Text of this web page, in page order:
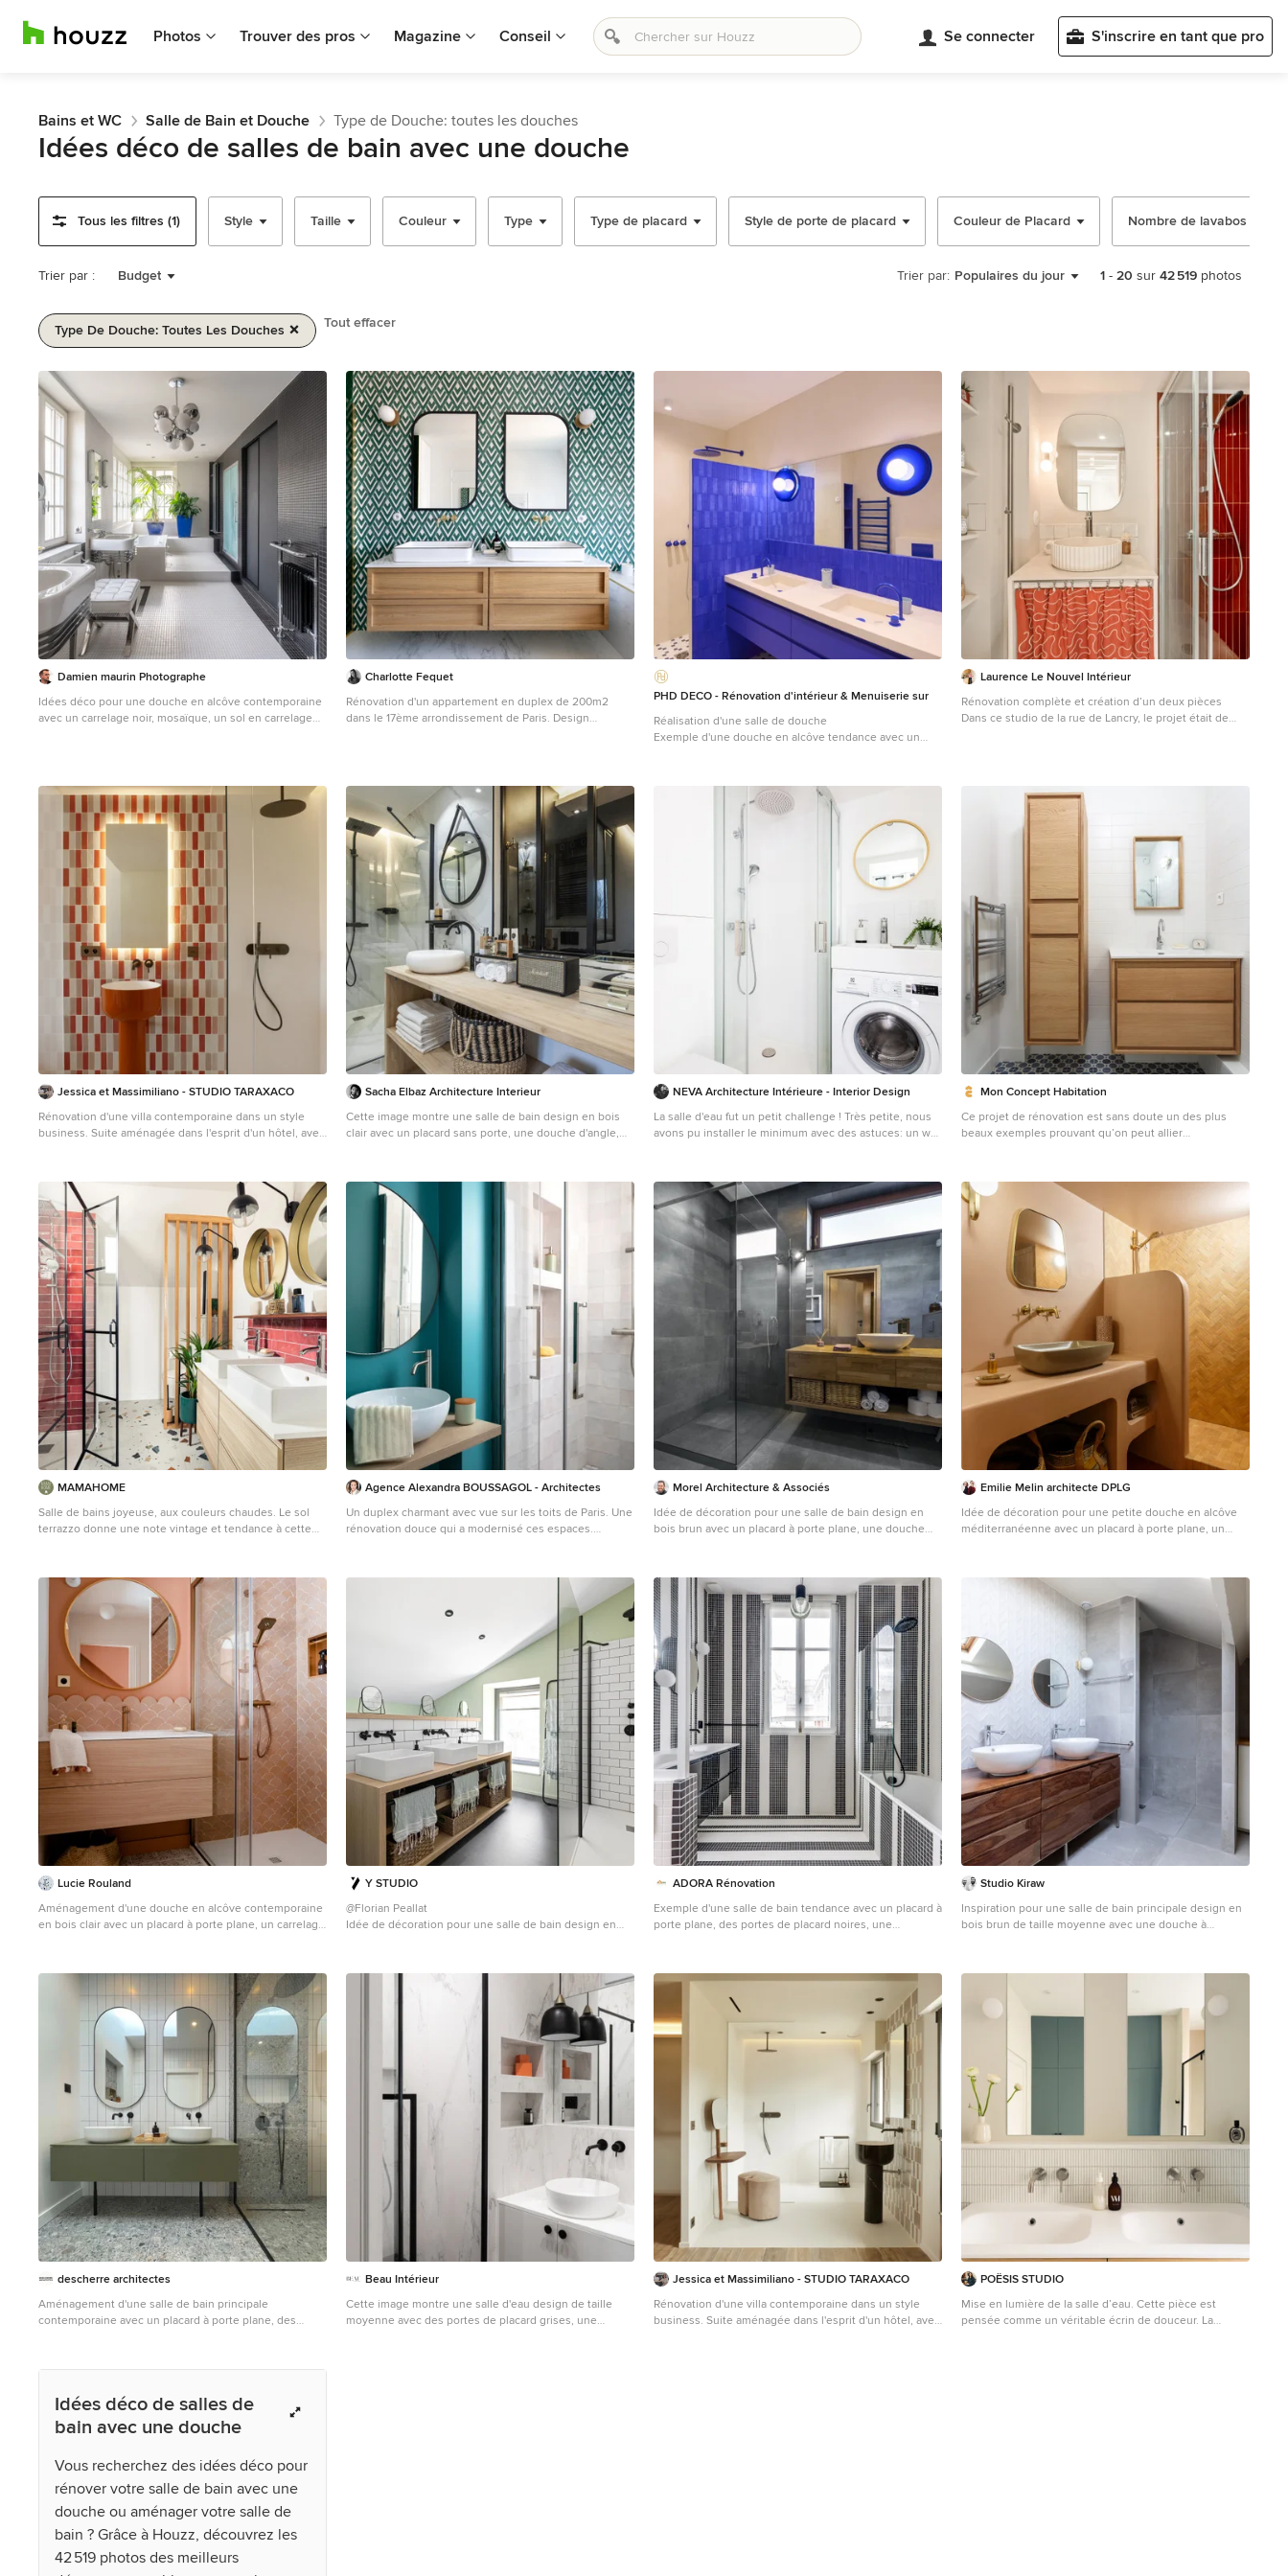
Photos Trouver des pros Magazine Conseil Se connecter S'inscrire en tant que pro
Bains et WC Salle de Bain et Douche Type de Douche: toutes les douches
Idées déco de salles de bain avec une douche
Tous les filtres (1) Style Taille Couleur Type Type de placard Style de porte de placard Couleur de Placard Nombre de lavabos
Trier par : Budget Trier par: Populaires du jour 1 - 20 sur 42 519 photos
Type De Douche: Toutes Les Douches Tout effacer
sur
2
Damien maurin Photographe
Idées déco pour une douche en alcôve contemporaine
avec un carrelage noir, mosaïque, un sol en carrelage
Charlotte Fequet
Rénovation d'un appartement en duplex de 200m2
dans le 17ème arrondissement de Paris. Design
PHD DECO - Rénovation d'intérieur & Menuiserie sur
Réalisation d'une salle de douche
Exemple d'une douche en alcôve tendance avec un
terre cuite, un lavabo intégré, un sol multicolore,
aucune cabine, un plan de toilette beige, meuble
double vasque et meuble-lavabo suspendu.
Laurence Le Nouvel Intérieur
Rénovation complète et création d’un deux pièces
Dans ce studio de la rue de Lancry, le projet était de
chinées pour le projet, ont permis la création d’un coin
nuit tout en laissant circuler la lumière. L’espace cuisine
avec ses meubles hauts et bas face à un grand placard
de rangements optimisent au maximum les m2 menant
claires, douces, beiges transforment l’espace et lui
dans les moindres détails pour que les acquéreurs
puissent se projeter et s’installer immédiatement dans
un appartement rénové et équipé avec soin. Durée des
travaux : 3 mois.
Jessica et Massimiliano - STUDIO TARAXACO
Rénovation d'une villa contemporaine dans un style
business. Suite aménagée dans l'esprit d'un hôtel, avec
Sacha Elbaz Architecture Interieur
Cette image montre une salle de bain design en bois
clair avec un placard sans porte, une douche d'angle,
plan de toilette beige, meuble simple vasque et
meuble-lavabo sur pied.
NEVA Architecture Intérieure - Interior Design
La salle d'eau fut un petit challenge ! Très petite, nous
avons pu installer le minimum avec des astuces: un wc
douche en quart de cercle gain de place. Mais surtout
un évier spécial passant au-dessus d'un lave-linge
faible profondeur !
Mon Concept Habitation
Ce projet de rénovation est sans doute un des plus
beaux exemples prouvant qu’on peut allier
pastels qu’on retrouve dans la majorité des pièces.
Notre coup de cœur : cette cuisine, d’un bleu élégant
et original, nichée derrière une jolie verrière blanche.
MAMAHOME
Salle de bains joyeuse, aux couleurs chaudes. Le sol
terrazzo donne une note vintage et tendance à cette
une douche à l'italienne, un carrelage rose, des
carreaux de céramique, un sol en terrazzo, un lavabo
posé, une cabine de douche à porte battante et meuble
double vasque.
Agence Alexandra BOUSSAGOL - Architectes
Un duplex charmant avec vue sur les toits de Paris. Une
rénovation douce qui a modernisé ces espaces.
l'espace. Ici la salle de bain des enfants mélange
Zellige, carreaux de ciment et un vert émeraude qui
donne tout son cachet à cette charmante salle de bain.
Morel Architecture & Associés
Idée de décoration pour une salle de bain design en
bois brun avec un placard à porte plane, une douche
plan de toilette marron, meuble simple vasque et
meuble-lavabo suspendu.
Emilie Melin architecte DPLG
Idée de décoration pour une petite douche en alcôve
méditerranéenne avec un placard à porte plane, un
plan de toilette en béton, un sol orange, aucune
cabine, un plan de toilette rose, meuble simple vasque
et meuble-lavabo encastré.
Lucie Rouland
Aménagement d'une douche en alcôve contemporaine
en bois clair avec un placard à porte plane, un carrelage
vasque et meuble-lavabo suspendu.
Y STUDIO
@Florian Peallat
Idée de décoration pour une salle de bain design en
plan de toilette en bois, un sol noir, aucune cabine, un
plan de toilette beige, meuble double vasque, meuble-
lavabo suspendu et un plafond voûté.
ADORA Rénovation
Exemple d'une salle de bain tendance avec un placard à
porte plane, des portes de placard noires, une
de terre cuite, un lavabo intégré, un sol multicolore,
aucune cabine, un plan de toilette blanc, meuble
double vasque et meuble-lavabo suspendu.
Studio Kiraw
Inspiration pour une salle de bain principale design en
bois brun de taille moyenne avec une douche à
céramique, une vasque, un plan de toilette en bois, un
sol gris, meuble double vasque, meuble-lavabo sur
pied, un placard à porte plane, un plan de toilette
marron et un plafond voûté.
descherre architectes
Aménagement d'une salle de bain principale
contemporaine avec un placard à porte plane, des
beige, une vasque, un plan de toilette vert, meuble
Beau Intérieur
Cette image montre une salle d'eau design de taille
moyenne avec des portes de placard grises, une
Jessica et Massimiliano - STUDIO TARAXACO
Rénovation d'une villa contemporaine dans un style
business. Suite aménagée dans l'esprit d'un hôtel, avec
POËSIS STUDIO
Mise en lumière de la salle d’eau. Cette pièce est
pensée comme un véritable écrin de douceur. La
Idées déco de salles de
bain avec une douche
Vous recherchez des idées déco pour
rénover votre salle de bain avec une
douche ou aménager votre salle de
bain ? Grâce à Houzz, découvrez les
42 519 photos des meilleurs